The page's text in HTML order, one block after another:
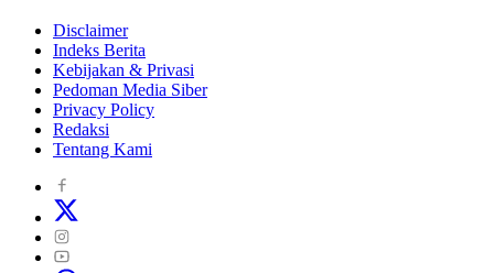
Disclaimer
Indeks Berita
Kebijakan & Privasi
Pedoman Media Siber
Privacy Policy
Redaksi
Tentang Kami